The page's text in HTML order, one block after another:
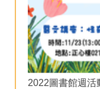
2022圖書館週活